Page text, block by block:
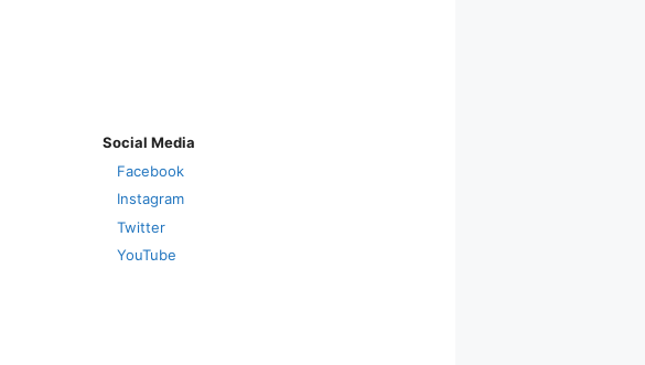
Social Media
Facebook
Instagram
Twitter
YouTube